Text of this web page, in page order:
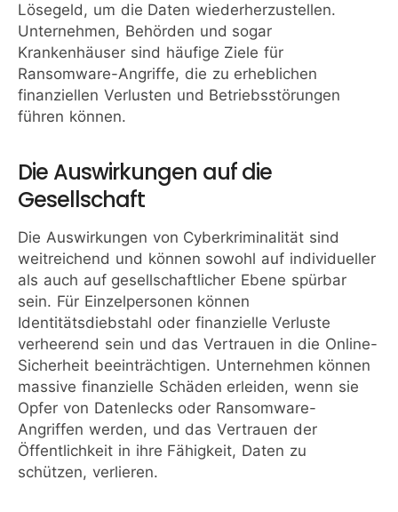
Lösegeld, um die Daten wiederherzustellen.
Unternehmen, Behörden und sogar
Krankenhäuser sind häufige Ziele für
Ransomware-Angriffe, die zu erheblichen
finanziellen Verlusten und Betriebsstörungen
führen können.
Die Auswirkungen auf die
Gesellschaft
Die Auswirkungen von Cyberkriminalität sind
weitreichend und können sowohl auf individueller
als auch auf gesellschaftlicher Ebene spürbar
sein. Für Einzelpersonen können
Identitätsdiebstahl oder finanzielle Verluste
verheerend sein und das Vertrauen in die Online-
Sicherheit beeinträchtigen. Unternehmen können
massive finanzielle Schäden erleiden, wenn sie
Opfer von Datenlecks oder Ransomware-
Angriffen werden, und das Vertrauen der
Öffentlichkeit in ihre Fähigkeit, Daten zu
schützen, verlieren.